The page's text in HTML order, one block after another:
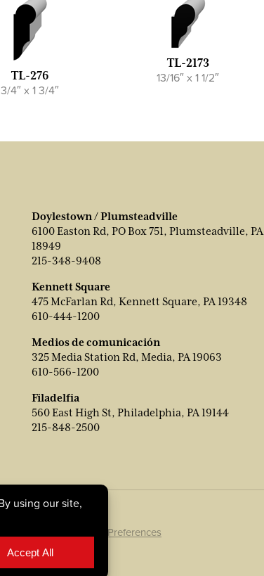
TL-276
3/4″ x 1 3/4″
TL-2173
13/16″ x 1 1/2″
Doylestown / Plumsteadville
6100 Easton Rd, PO Box 751, Plumsteadville, PA
18949
215-348-9408
Kennett Square
475 McFarlan Rd, Kennett Square, PA 19348
610-444-1200
Medios de comunicación
325 Media Station Rd, Media, PA 19063
610-566-1200
Filadelfia
560 East High St, Philadelphia, PA 19144
215-848-2500
Cookie Preferences